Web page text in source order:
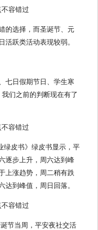
的选择，而圣诞节、元
活跃类活动表现较弱。
七日假期节日、学生寒
们之前的判断现在有了
绿皮书》绿皮书显示，平
逐步上升，周六达到峰
上涨趋势，周二稍有跌
达到峰值，周日回落。
节当周，平安夜社交活